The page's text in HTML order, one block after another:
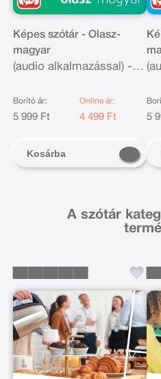
Képes szótár - Olasz-
magyar
(audio alkalmazással) - 2.
Borító ár:
5 999 Ft
Online ár:
4 499 Ft
Kosárba
5
A szótár